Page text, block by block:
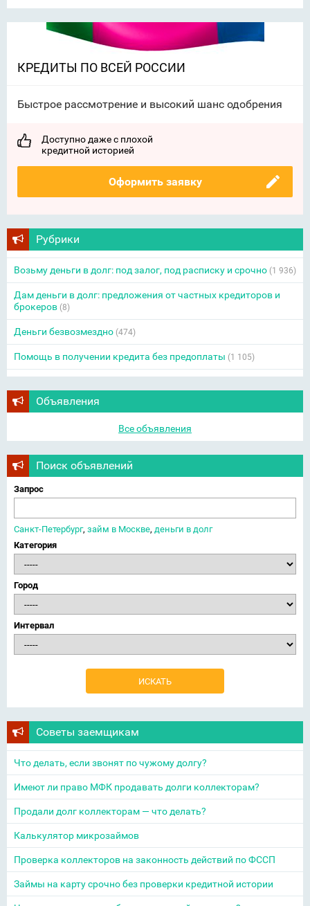
КРЕДИТЫ ПО ВСЕЙ РОССИИ
Быстрое рассмотрение и высокий шанс одобрения
Доступно даже с плохой
кредитной историей
Оформить заявку
Рубрики
Возьму деньги в долг: под залог, под расписку и срочно (1 936)
Дам деньги в долг: предложения от частных кредиторов и
брокеров (8)
Деньги безвозмездно (474)
Помощь в получении кредита без предоплаты (1 105)
Объявления
Все объявления
Поиск объявлений
Запрос
Санкт-Петербург, займ в Москве, деньги в долг
Категория
Город
Интервал
Советы заемщикам
Что делать, если звонят по чужому долгу?
Имеют ли право МФК продавать долги коллекторам?
Продали долг коллекторам — что делать?
Калькулятор микрозаймов
Проверка коллекторов на законность действий по ФССП
Займы на карту срочно без проверки кредитной истории